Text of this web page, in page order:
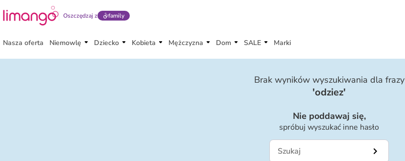
Oszczędzaj z family
Nasza oferta Niemowlę Dziecko Kobieta Mężczyzna Dom SALE Marki
Brak wyników wyszukiwania dla frazy
'odziez'
Nie poddawaj się,
spróbuj wyszukać inne hasło